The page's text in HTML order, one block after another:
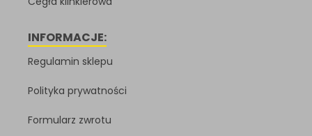
INFORMACJE:
Regulamin sklepu
Polityka prywatności
Formularz zwrotu